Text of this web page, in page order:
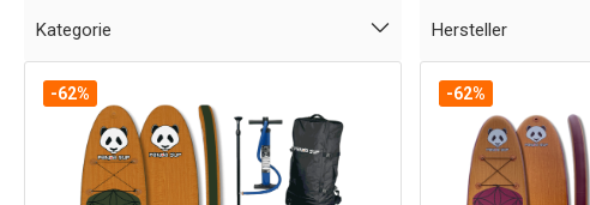
Kategorie Hersteller
-62% -62%